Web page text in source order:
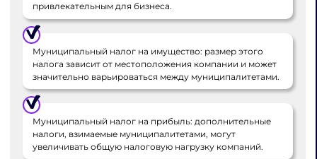
привлекательным для бизнеса.
Муниципальный налог на имущество: размер этого
налога зависит от местоположения компании и может
значительно варьироваться между муниципалитетами.
Муниципальный налог на прибыль: дополнительные
налоги, взимаемые муниципалитетами, могут
увеличивать общую налоговую нагрузку компаний.